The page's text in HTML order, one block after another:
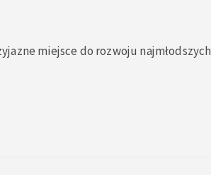
miejsce do rozwoju najmłodszych